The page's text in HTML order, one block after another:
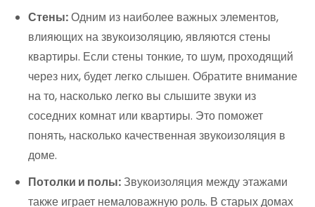
Стены:Одним из наиболее важных элементов,
влияющих на звукоизоляцию, являются стены
квартиры. Если стены тонкие, то шум, проходящий
через них, будет легко слышен. Обратите внимание
на то, насколько легко вы слышите звуки из
соседних комнат или квартиры. Это поможет
понять, насколько качественная звукоизоляция в
доме.
Потолки и полы: Звукоизоляция между этажами
также играет немаловажную роль. В старых домах